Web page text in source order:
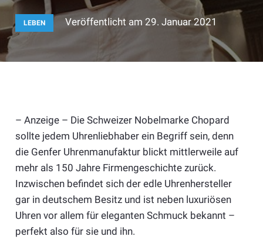
LEBEN Veröffentlicht am 29. Januar 2021
– Anzeige – Die Schweizer Nobelmarke Chopard
sollte jedem Uhrenliebhaber ein Begriff sein, denn
die Genfer Uhrenmanufaktur blickt mittlerweile auf
mehr als 150 Jahre Firmengeschichte zurück.
Inzwischen befindet sich der edle Uhrenhersteller
gar in deutschem Besitz und ist neben luxuriösen
Uhren vor allem für eleganten Schmuck bekannt –
perfekt also für sie und ihn.